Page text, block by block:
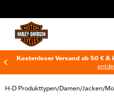
Kostenloser Versand ab 50 € &
H-D Produkttypen/Damen/Jacken/